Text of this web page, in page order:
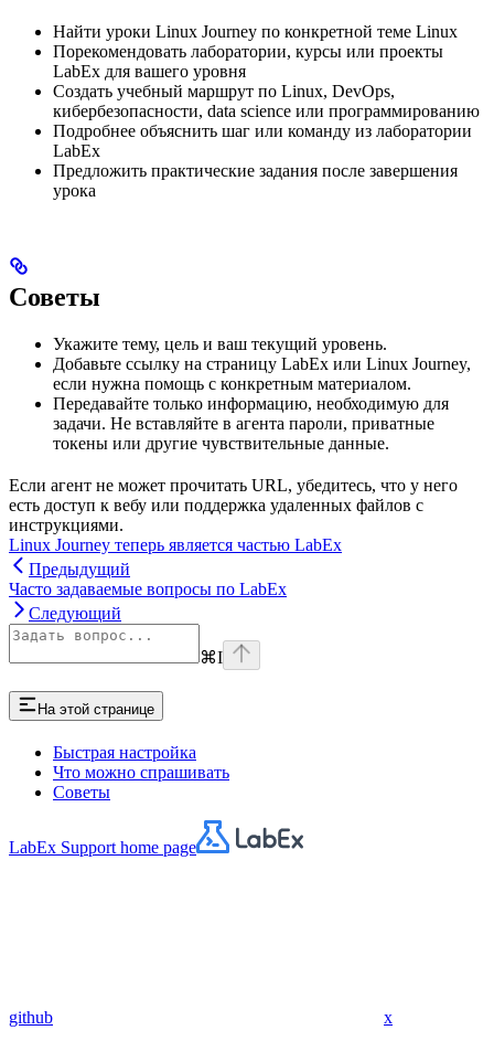
Найти уроки Linux Journey по конкретной теме Linux
Порекомендовать лаборатории, курсы или проекты
LabEx для вашего уровня
Создать учебный маршрут по Linux, DevOps,
кибербезопасности, data science или программированию
Подробнее объяснить шаг или команду из лаборатории
LabEx
Предложить практические задания после завершения
урока
Советы
Укажите тему, цель и ваш текущий уровень.
Добавьте ссылку на страницу LabEx или Linux Journey,
если нужна помощь с конкретным материалом.
Передавайте только информацию, необходимую для
задачи. Не вставляйте в агента пароли, приватные
токены или другие чувствительные данные.
Если агент не может прочитать URL, убедитесь, что у него
есть доступ к вебу или поддержка удаленных файлов с
инструкциями.
Linux Journey теперь является частью LabEx
Предыдущий
Часто задаваемые вопросы по LabEx
Следующий
⌘I
На этой странице
Быстрая настройка
Что можно спрашивать
Советы
LabEx Support home page
github x